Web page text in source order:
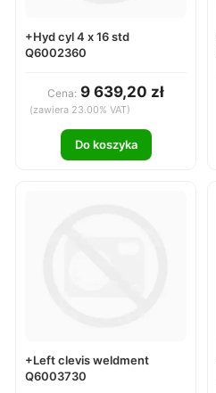
+Hyd cyl 4 x 16 std
Q6002360
Cena: 9 639,20 zł
(zawiera 23.00% VAT)
Do koszyka
+Left clevis weldment
Q6003730